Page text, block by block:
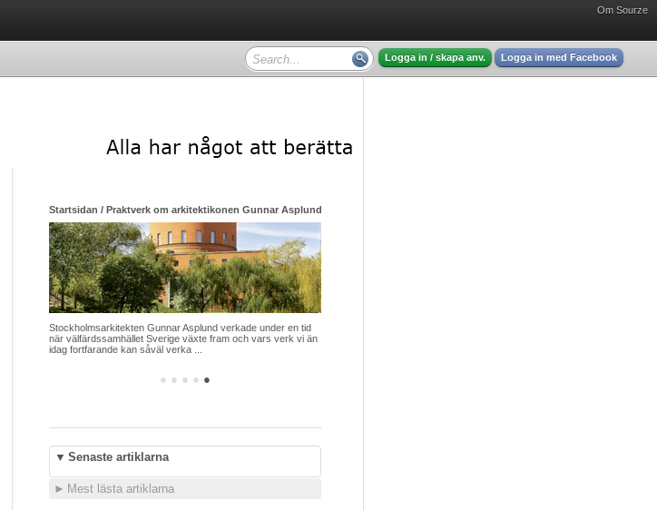
Om Sourze
Logga in / skapa anv. Logga in med Facebook
● ● ● ● ●
Startsidan / Praktverk om arkitektikonen Gunnar Asplund - mycket intressant läsning
Stockholmsarkitekten Gunnar Asplund verkade under en tid
när välfärdssamhället Sverige växte fram och vars verk vi än
idag fortfarande kan såväl verka ...
▼ Senaste artiklarna
► Mest lästa artiklarna